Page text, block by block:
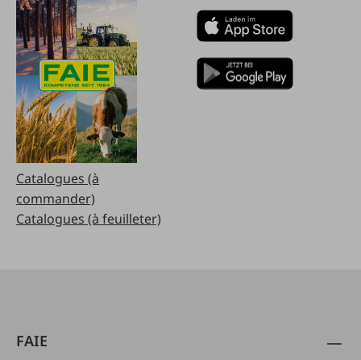
Catalogues (à
commander)
Catalogues (à feuilleter)
FAIE